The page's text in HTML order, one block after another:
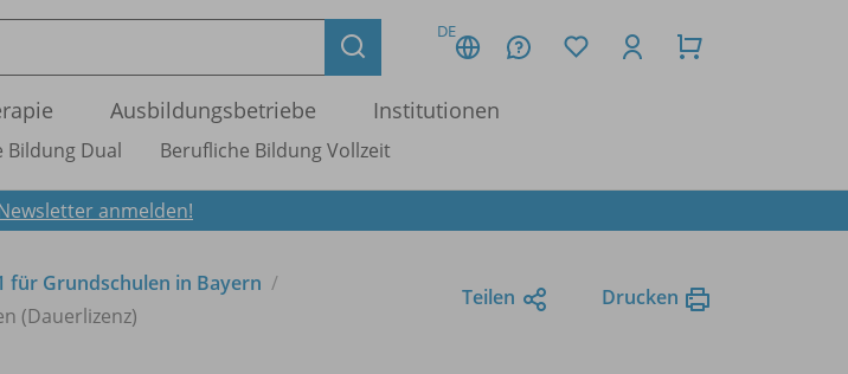
DE
Ausbildungsbetriebe Institutionen
Bildung Dual Berufliche Bildung Vollzeit
anmelden!
für Grundschulen in Bayern
(Dauerlizenz)
Teilen Drucken